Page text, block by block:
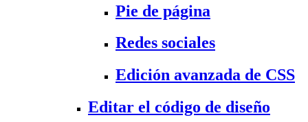
Pie de página
Redes sociales
Edición avanzada de CSS
Editar el código de diseño